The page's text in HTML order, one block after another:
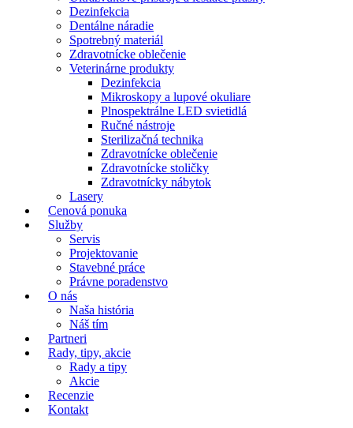
Dezinfekcia
Dentálne náradie
Spotrebný materiál
Zdravotnícke oblečenie
Veterinárne produkty
Dezinfekcia
Mikroskopy a lupové okuliare
Plnospektrálne LED svietidlá
Ručné nástroje
Sterilizačná technika
Zdravotnícke oblečenie
Zdravotnícke stoličky
Zdravotnícky nábytok
Lasery
Cenová ponuka
Služby
Servis
Projektovanie
Stavebné práce
Právne poradenstvo
O nás
Naša história
Náš tím
Partneri
Rady, tipy, akcie
Rady a tipy
Akcie
Recenzie
Kontakt